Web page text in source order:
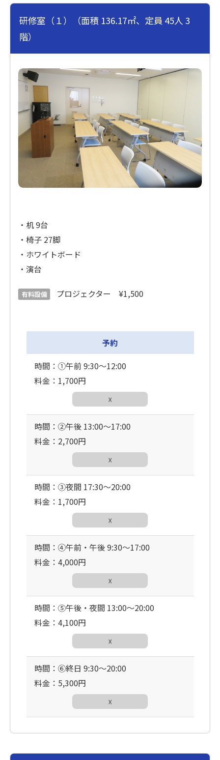
研修室（１）（面積 136.17㎡、定員 45人 3
階）
・机 9台
・椅子 27脚
・ホワイトボード
・演台
有料設備 プロジェクター ¥1,500
予約
時間：①午前 9:30〜12:00
料金：1,700円
☓
時間：②午後 13:00〜17:00
料金：2,700円
☓
時間：③夜間 17:30〜20:00
料金：1,700円
☓
時間：④午前・午後 9:30〜17:00
料金：4,000円
☓
時間：⑤午後・夜間 13:00〜20:00
料金：4,100円
☓
時間：⑥終日 9:30〜20:00
料金：5,300円
☓